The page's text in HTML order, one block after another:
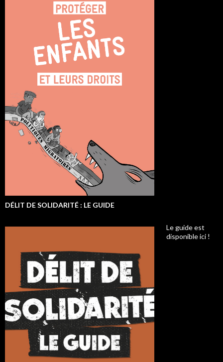
DÉLIT DE SOLIDARITÉ : LE GUIDE
Le guide est
disponible ici !